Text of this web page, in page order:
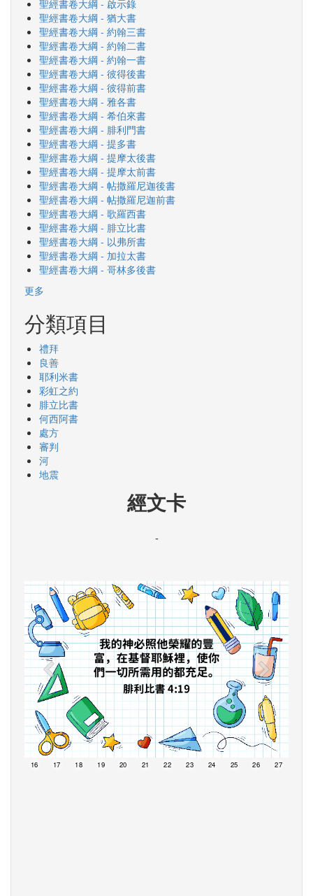
聖經書卷大綱 - 啟示錄
聖經書卷大綱 - 猶大書
聖經書卷大綱 - 約翰三書
聖經書卷大綱 - 約翰二書
聖經書卷大綱 - 約翰一書
聖經書卷大綱 - 彼得後書
聖經書卷大綱 - 彼得前書
聖經書卷大綱 - 雅各書
聖經書卷大綱 - 希伯來書
聖經書卷大綱 - 腓利門書
聖經書卷大綱 - 提多書
聖經書卷大綱 - 提摩太後書
聖經書卷大綱 - 提摩太前書
聖經書卷大綱 - 帖撒羅尼迦後書
聖經書卷大綱 - 帖撒羅尼迦前書
聖經書卷大綱 - 歌羅西書
聖經書卷大綱 - 腓立比書
聖經書卷大綱 - 以弗所書
聖經書卷大綱 - 加拉太書
聖經書卷大綱 - 哥林多後書
更多
分類項目
禮拜
良善
耶利米書
彩虹之約
腓立比書
何西阿書
處方
審判
河
地震
經文卡
-
16 17 18 19 20 21 22 23 24 25 26 27